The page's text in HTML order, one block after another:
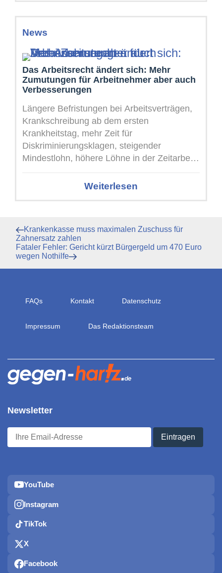
News
Das Arbeitsrecht ändert sich: Mehr
Zumutungen für Arbeitnehmer aber auch
Verbesserungen
Längere Befristungen bei Arbeitsverträgen,
Krankschreibung ab dem ersten
Krankheitstag, mehr Zeit für
Diskriminierungsklagen, steigender
Mindestlohn, höhere Löhne in der Zeitarbeit
und neue Regeln für Arbeitszeit sowie KI im
Weiterlesen
Beitragsnavigation
Vorheriger
Beitrag
Krankenkasse muss maximalen Zuschuss für
Zahnersatz zahlen
Nächster
Beitrag
Fataler Fehler: Gericht kürzt Bürgergeld um 470 Euro
wegen Nothilfe
FAQs Kontakt Datenschutz
Impressum Das Redaktionsteam
Newsletter
YouTube
Instagram
TikTok
X
Facebook